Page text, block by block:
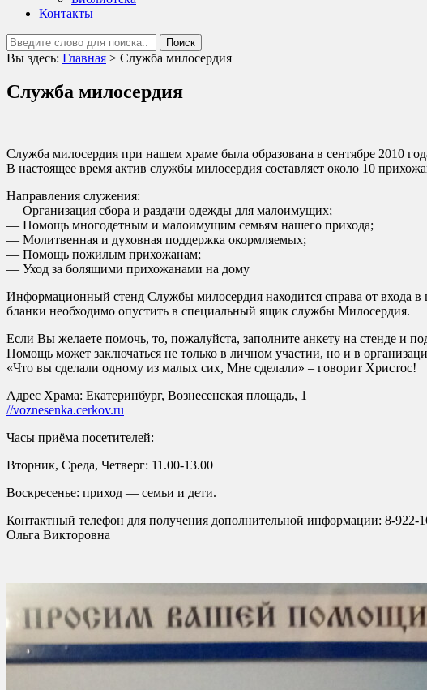
Контакты
Вы здесь: Главная > Служба милосердия
Служба милосердия
Служба милосердия при нашем храме была образована в сентябре 2010
В настоящее время актив cлужбы милосердия составляет около 10
Направления служения:
— Организация сбора и раздачи одежды для малоимущих;
— Помощь многодетным и малоимущим семьям нашего прихода;
— Молитвенная и духовная поддержка окормляемых;
— Помощь пожилым прихожанам;
— Уход за болящими прихожанами на дому
Информационный стенд Службы милосердия находится справа от входа
бланки необходимо опустить в специальный ящик службы Милосердия.
Если Вы желаете помочь, то, пожалуйста, заполните анкету на стенде и
Помощь может заключаться не только в личном участии, но и в
«Что вы сделали одному из малых сих, Мне сделали» – говорит Христос!
Адрес Храма: Екатеринбург, Вознесенская площадь, 1
//voznesenka.cerkov.ru
Часы приёма посетителей:
Вторник, Среда, Четверг: 11.00-13.00
Воскресенье: приход — семьи и дети.
Контактный телефон для получения дополнительной информации: 8-922-
Ольга Викторовна